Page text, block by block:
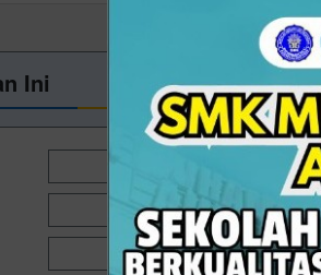
16/12/
Ini